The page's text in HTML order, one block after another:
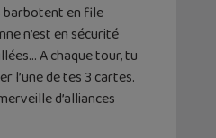
barbotent en file
n’est en sécurité
A chaque tour, tu
l’une de tes 3 cartes.
d’alliances